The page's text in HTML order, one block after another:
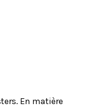
En matière